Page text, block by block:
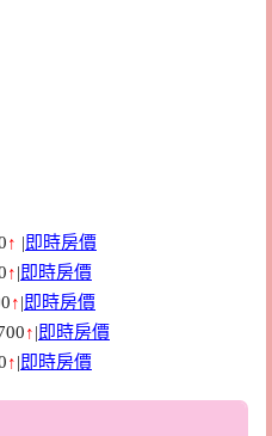
↑ |即時房價
↑|即時房價
↑|即時房價
↑|即時房價
↑|即時房價